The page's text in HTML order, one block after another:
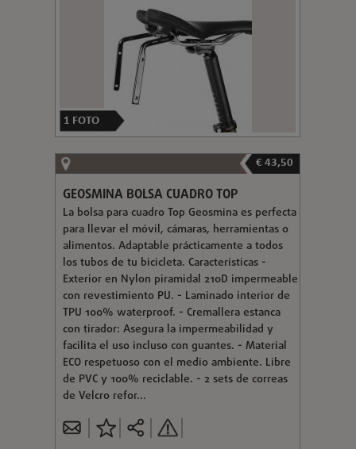
1 FOTO
€ 43,50
GEOSMINA BOLSA CUADRO TOP
La bolsa para cuadro Top Geosmina es perfecta
para llevar el móvil, cámaras, herramientas o
alimentos. Adaptable prácticamente a todos
los tubos de tu bicicleta. Características -
Exterior en Nylon piramidal 210D impermeable
con revestimiento PU. - Laminado interior de
TPU 100% waterproof. - Cremallera estanca
con tirador: Asegura la impermeabilidad y
facilita el uso incluso con guantes. - Material
ECO respetuoso con el medio ambiente. Libre
de PVC y 100% reciclable. - 2 sets de correas
de Velcro refor...